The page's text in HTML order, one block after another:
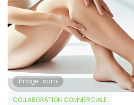
Image : spm
COLLABORATION COMMERCIALE